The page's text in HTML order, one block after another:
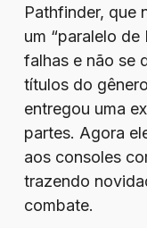
Pathfinder, que
um “paralelo de
falhas e não se
títulos do
entregou uma
partes. Agora
aos consoles
trazendo
combate.